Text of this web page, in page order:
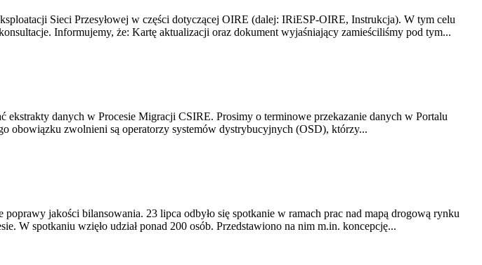
Sieci Przesyłowej w części dotyczącej OIRE (dalej: IRiESP-OIRE, Instrukcja). W tym celu
Informujemy, że: Kartę aktualizacji oraz dokument wyjaśniający zamieściliśmy pod tym...
danych w Procesie Migracji CSIRE. Prosimy o terminowe przekazanie danych w Portalu
obowiązku zwolnieni są operatorzy systemów dystrybucyjnych (OSD), którzy...
jakości bilansowania. 23 lipca odbyło się spotkanie w ramach prac nad mapą drogową rynku
W spotkaniu wzięło udział ponad 200 osób. Przedstawiono na nim m.in. koncepcję...